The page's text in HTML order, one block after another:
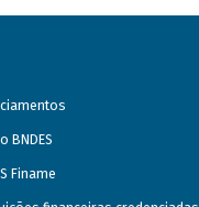
BNDES
Finame